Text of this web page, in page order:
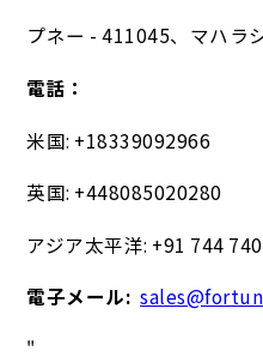
プネー - 411045、マハラ
電話：
米国: +18339092966
英国: +448085020280
アジア太平洋: +91 744
電子メール:
"